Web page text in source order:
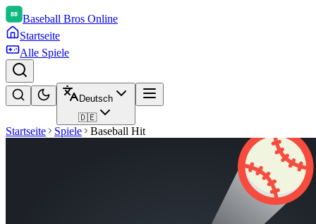
Baseball Bros Online
Startseite
Alle Spiele
Deutsch
🇩🇪
Startseite Spiele Baseball Hit